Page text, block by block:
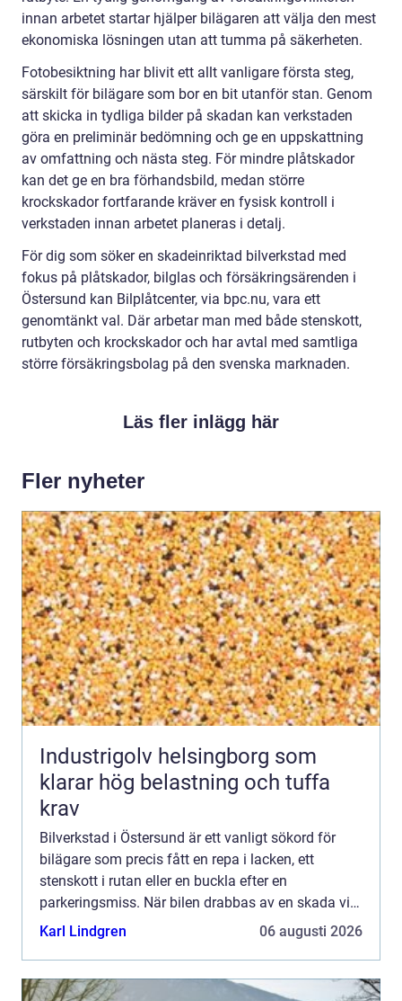
innan arbetet startar hjälper bilägaren att välja den mest
ekonomiska lösningen utan att tumma på säkerheten.
Fotobesiktning har blivit ett allt vanligare första steg,
särskilt för bilägare som bor en bit utanför stan. Genom
att skicka in tydliga bilder på skadan kan verkstaden
göra en preliminär bedömning och ge en uppskattning
av omfattning och nästa steg. För mindre plåtskador
kan det ge en bra förhandsbild, medan större
krockskador fortfarande kräver en fysisk kontroll i
verkstaden innan arbetet planeras i detalj.
För dig som söker en skadeinriktad bilverkstad med
fokus på plåtskador, bilglas och försäkringsärenden i
Östersund kan Bilplåtcenter, via bpc.nu, vara ett
genomtänkt val. Där arbetar man med både stenskott,
rutbyten och krockskador och har avtal med samtliga
större försäkringsbolag på den svenska marknaden.
Läs fler inlägg här
Fler nyheter
Industrigolv helsingborg som
klarar hög belastning och tuffa
krav
Bilverkstad i Östersund är ett vanligt sökord för
bilägare som precis fått en repa i lacken, ett
stenskott i rutan eller en buckla efter en
parkeringsmiss. När bilen drabbas av en skada vill
många snabbt veta...
Karl Lindgren 06 augusti 2026